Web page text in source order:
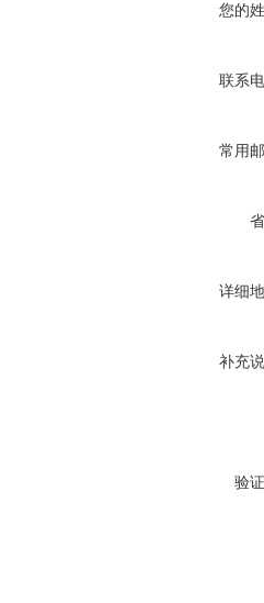
您的
联系
常用
详细
补充
验